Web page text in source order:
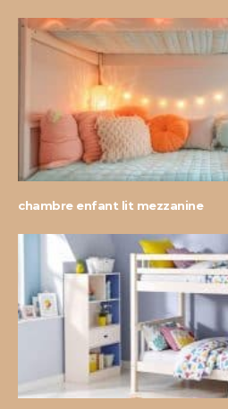
chambre enfant lit mezzanine